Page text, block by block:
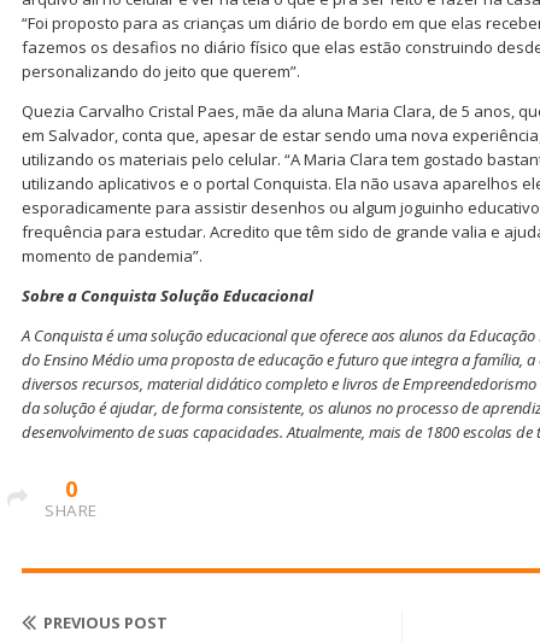
“Foi proposto para as crianças um diário de bordo em que elas
fazemos os desafios no diário físico que elas estão construindo
personalizando do jeito que querem”.
Quezia Carvalho Cristal Paes, mãe da aluna Maria Clara, de 5 anos,
em Salvador, conta que, apesar de estar sendo uma nova
utilizando os materiais pelo celular. “A Maria Clara tem gostado
utilizando aplicativos e o portal Conquista. Ela não usava aparelhos
esporadicamente para assistir desenhos ou algum joguinho
frequência para estudar. Acredito que têm sido de grande valia e
momento de pandemia”.
Sobre a Conquista Solução Educacional
A Conquista é uma solução educacional que oferece aos alunos da
do Ensino Médio uma proposta de educação e futuro que integra a família, a
diversos recursos, material didático completo e livros de Empreendedorismo
da solução é ajudar, de forma consistente, os alunos no processo de
desenvolvimento de suas capacidades. Atualmente, mais de 1800 escolas
0
SHARE
PREVIOUS POST